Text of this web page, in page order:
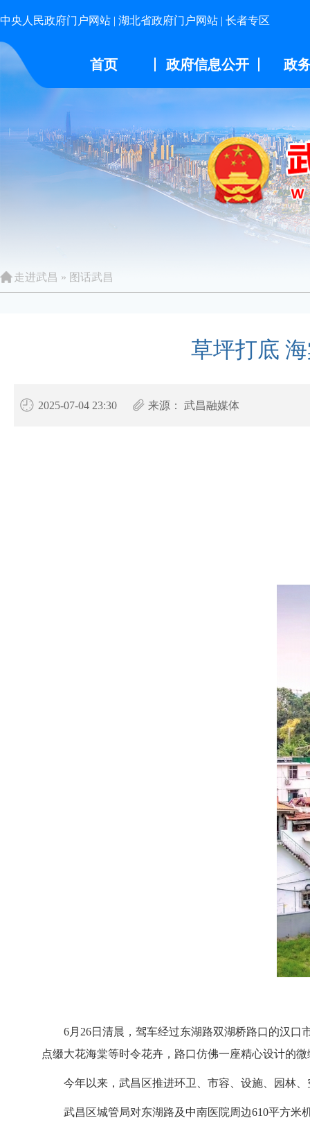
中央人民政府门户网站 | 湖北省政府门户网站 | 长者专区
首页 政府信息公开 政
走进武昌 » 图话武昌
草坪打底
2025-07-04 23:30 来源： 武昌融媒体
6月26日清晨，驾车经过东湖路双湖桥路口的汉口
点缀大花海棠等时令花卉，路口仿佛一座精心设计的
今年以来，武昌区推进环卫、市容、设施、园林
武昌区城管局对东湖路及中南医院周边610平方米